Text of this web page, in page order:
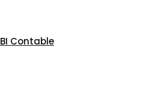
BI Contable